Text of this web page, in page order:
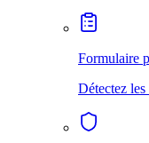
Formulaire
Détectez